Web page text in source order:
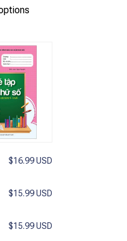
$16.99 USD
$15.99 USD
$15.99 USD